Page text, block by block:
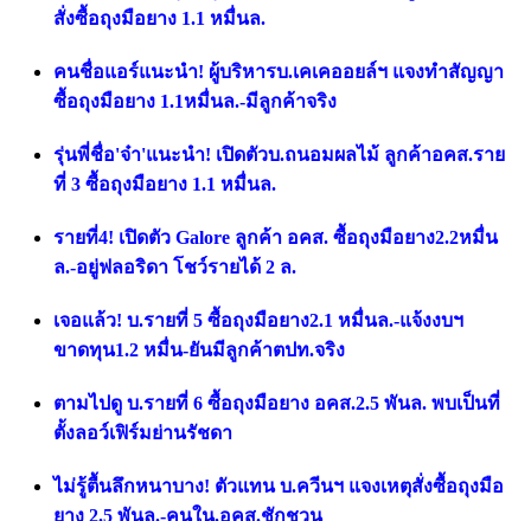
สั่งซื้อถุงมือยาง 1.1 หมื่นล.
คนชื่อแอร์แนะนำ! ผู้บริหารบ.เคเคออยล์ฯ แจงทำสัญญา
ซื้อถุงมือยาง 1.1หมื่นล.-มีลูกค้าจริง
รุ่นพี่ชื่อ'จ๋า'แนะนำ! เปิดตัวบ.ถนอมผลไม้ ลูกค้าอคส.ราย
ที่ 3 ซื้อถุงมือยาง 1.1 หมื่นล.
รายที่4! เปิดตัว Galore ลูกค้า อคส. ซื้อถุงมือยาง2.2หมื่น
ล.-อยู่ฟลอริดา โชว์รายได้ 2 ล.
เจอแล้ว! บ.รายที่ 5 ซื้อถุงมือยาง2.1 หมื่นล.-แจ้งงบฯ
ขาดทุน1.2 หมื่น-ยันมีลูกค้าตปท.จริง
ตามไปดู บ.รายที่ 6 ซื้อถุงมือยาง อคส.2.5 พันล. พบเป็นที่
ตั้งลอว์เฟิร์มย่านรัชดา
ไม่รู้ตื้นลึกหนาบาง! ตัวแทน บ.ควีนฯ แจงเหตุสั่งซื้อถุงมือ
ยาง 2.5 พันล.-คนใน.อคส.ชักชวน